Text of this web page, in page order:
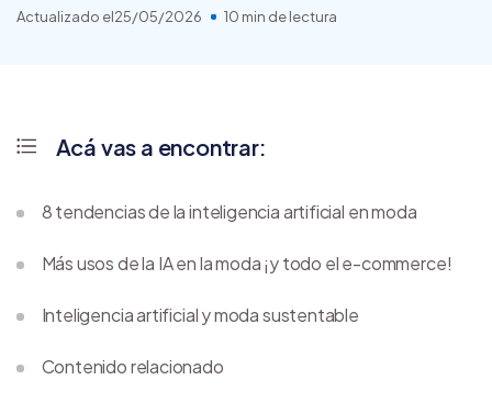
Actualizado el25/05/2026 10 min de lectura
Acá vas a encontrar:
8 tendencias de la inteligencia artificial en moda
Más usos de la IA en la moda ¡y todo el e-commerce!
Inteligencia artificial y moda sustentable
Contenido relacionado